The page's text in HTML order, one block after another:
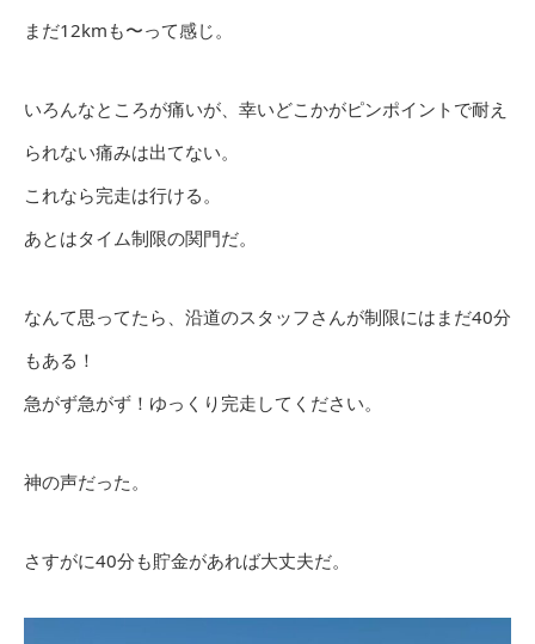
まだ12kmも〜って感じ。
いろんなところが痛いが、幸いどこかがピンポイントで耐え
られない痛みは出てない。
これなら完走は行ける。
あとはタイム制限の関門だ。
なんて思ってたら、沿道のスタッフさんが制限にはまだ40分
もある！
急がず急がず！ゆっくり完走してください。
神の声だった。
さすがに40分も貯金があれば大丈夫だ。